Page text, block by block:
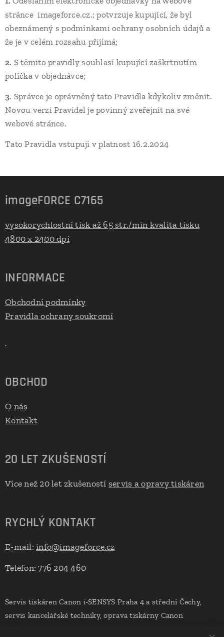
stránce..imageforce.cz.; potvrzuje kupující, že byl
obeznámený s podmínkami ochrany osobních údajů a
že je v celém rozsahu přijímá;
2. S těmito pravidly souhlasí kupující zaškrtnutím
políčka v objednávce;
3. Správce je oprávněný tato Pravidla kdykoliv změnit.
Novou verzi Pravidel je povinný zveřejnit na své
webové stránce.
Tato Pravidla vstupují v platnost 16.2.2024
imageFORCE C7165
vysokorychlostní tisk až 65 str./min kvalita tisku
4800 x 2400 dpi
INFORMACE
Obchodní podmínky
Pravidla ochrany soukromí
.
OBCHOD
O nás
Kontakt
20 LET ZKUŠENOSTÍ
Více než 20 let zkušeností servis a opravy tiskáren
RYCHLÝ KONTAKT
E-mail:info@imageforce.cz
Telefon: 776 204 460
Servis tiskáren Canon i-SENSYS Praha 4 a střední Čechy,
servis kancelářské techniky, oprava tiskárny Canon